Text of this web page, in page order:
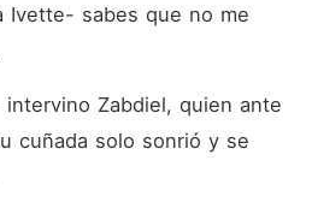
Ivette- sabes que no me
Zabdiel, quien ante
cuñada solo sonrió y se